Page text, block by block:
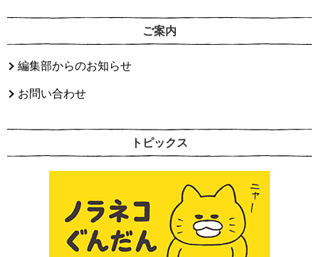
ご案内
編集部からのお知らせ
お問い合わせ
トピックス